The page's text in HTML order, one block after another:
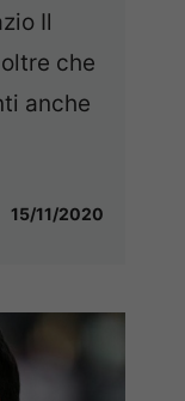
Il
che
anche
15/11/2020